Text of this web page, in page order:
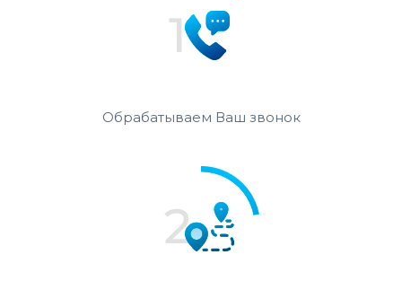
Обрабатываем Ваш звонок